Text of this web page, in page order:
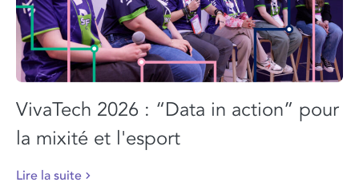
VivaTech 2026 : “Data in action” pour
la mixité et l'esport
Lire la suite